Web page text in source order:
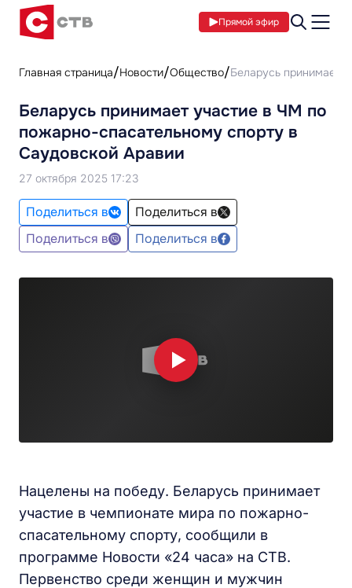
Прямой эфир
Главная страница Новости Общество Беларусь принимает
Беларусь принимает участие в ЧМ по
пожарно-спасательному спорту в
Саудовской Аравии
27 октября 2025 17:23
Поделиться в
Поделиться в
Поделиться в
Поделиться в
Нацелены на победу. Беларусь принимает
участие в чемпионате мира по пожарно-
спасательному спорту, сообщили в
программе Новости «24 часа» на СТВ.
Первенство среди женщин и мужчин